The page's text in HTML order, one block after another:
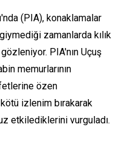
(PIA), konaklamalar
zamanlarda kılık
PIA'nın Uçuş
memurlarının
özen
izlenim bırakarak
etkilediklerini vurguladı.